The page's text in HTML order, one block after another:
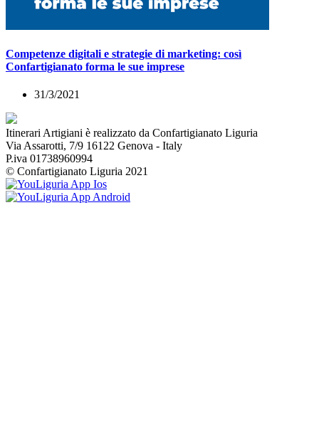
Competenze digitali e strategie di marketing: così
Confartigianato forma le sue imprese
31/3/2021
Itinerari Artigiani è realizzato da Confartigianato Liguria
Via Assarotti, 7/9 16122 Genova - Italy
P.iva 01738960994
© Confartigianato Liguria 2021